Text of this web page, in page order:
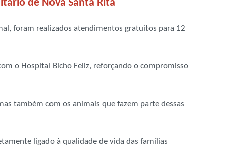
de Nova Santa Rita
foram realizados atendimentos gratuitos para 12
o Hospital Bicho Feliz, reforçando o compromisso
também com os animais que fazem parte dessas
ligado à qualidade de vida das famílias